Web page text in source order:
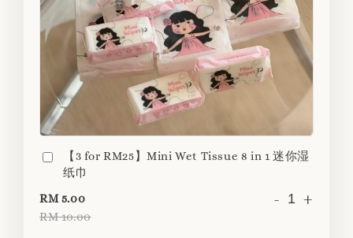
【3 for RM25】Mini Wet Tissue 8 in 1 迷你湿
纸巾
RM 5.00
RM 10.00
- +